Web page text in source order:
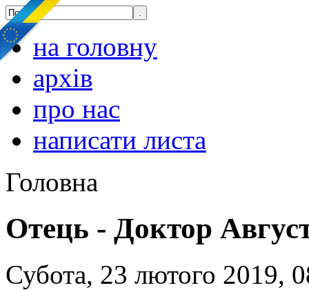
на головну
архів
про нас
написати листа
Головна
Отець - Доктор
Субота, 23 лютого 2019,